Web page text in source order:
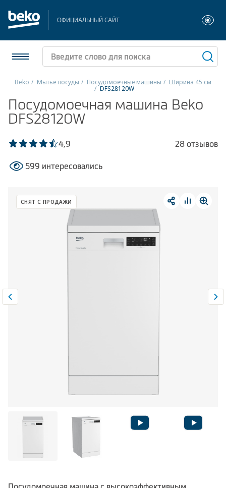
ОФИЦИАЛЬНЫЙ САЙТ
Холодильники и морозильники
Стиральные и сушильные машины
Посудомоечные машины
Плиты
Малая бытовая техника
Климатическая техника
Beko Мытье посуды Посудомоечные машины Ширина 45 см
DFS28120W
Посудомоечная машина Beko
DFS28120W
4,9 28 отзывов
599 интересовались
СНЯТ С ПРОДАЖИ